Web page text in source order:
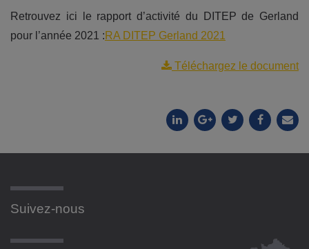
Retrouvez ici le rapport d’activité du DITEP de Gerland
pour l’année 2021 :RA DITEP Gerland 2021
Téléchargez le document
Suivez-nous